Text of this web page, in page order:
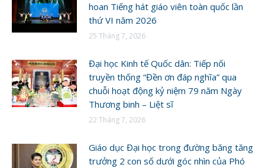
hoan Tiếng hát giáo viên toàn quốc lần
thứ VI năm 2026
25 Tháng 7, 2026
Đại học Kinh tế Quốc dân: Tiếp nối
truyền thống “Đền ơn đáp nghĩa” qua
chuỗi hoạt động kỷ niệm 79 năm Ngày
Thương binh – Liệt sĩ
22 Tháng 7, 2026
Giáo dục Đại học trong đường băng tăng
trưởng 2 con số dưới góc nhìn của Phó